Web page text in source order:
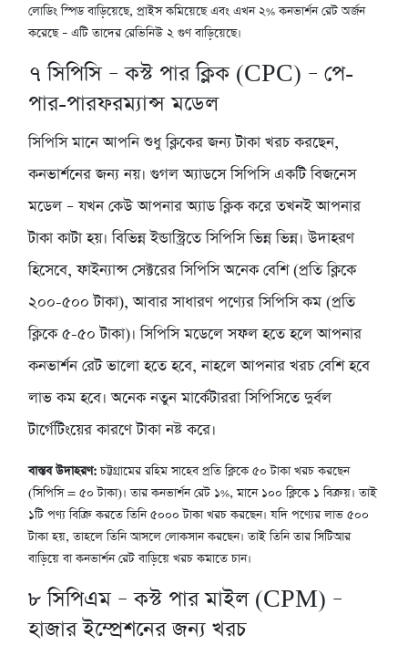
লোডিং স্পিড বাড়িয়েছে, প্রাইস কমিয়েছে এবং এখন ২% কনভার্শন রেট অর্জন
করেছে – এটি তাদের রেভিনিউ ২ গুণ বাড়িয়েছে।
৭ সিপিসি – কস্ট পার ক্লিক (CPC) – পে-
পার-পারফরম্যান্স মডেল
সিপিসি মানে আপনি শুধু ক্লিকের জন্য টাকা খরচ করছেন,
কনভার্শনের জন্য নয়। গুগল অ্যাডসে সিপিসি একটি বিজনেস
মডেল – যখন কেউ আপনার অ্যাড ক্লিক করে তখনই আপনার
টাকা কাটা হয়। বিভিন্ন ইন্ডাস্ট্রিতে সিপিসি ভিন্ন ভিন্ন। উদাহরণ
হিসেবে, ফাইন্যান্স সেক্টরের সিপিসি অনেক বেশি (প্রতি ক্লিকে
২০০-৫০০ টাকা), আবার সাধারণ পণ্যের সিপিসি কম (প্রতি
ক্লিকে ৫-৫০ টাকা)। সিপিসি মডেলে সফল হতে হলে আপনার
কনভার্শন রেট ভালো হতে হবে, নাহলে আপনার খরচ বেশি হবে
লাভ কম হবে। অনেক নতুন মার্কেটাররা সিপিসিতে দুর্বল
টার্গেটিংয়ের কারণে টাকা নষ্ট করে।
বাস্তব উদাহরণ:চট্টগ্রামের রহিম সাহেব প্রতি ক্লিকে ৫০ টাকা খরচ করছেন
(সিপিসি = ৫০ টাকা)। তার কনভার্শন রেট ১%, মানে ১০০ ক্লিকে ১ বিক্রয়। তাই
১টি পণ্য বিক্রি করতে তিনি ৫০০০ টাকা খরচ করছেন। যদি পণ্যের লাভ ৫০০
টাকা হয়, তাহলে তিনি আসলে লোকসান করছেন। তাই তিনি তার সিটিআর
বাড়িয়ে বা কনভার্শন রেট বাড়িয়ে খরচ কমাতে চান।
৮সিপিএম – কস্ট পার মাইল (CPM) –
হাজার ইম্প্রেশনের জন্য খরচ